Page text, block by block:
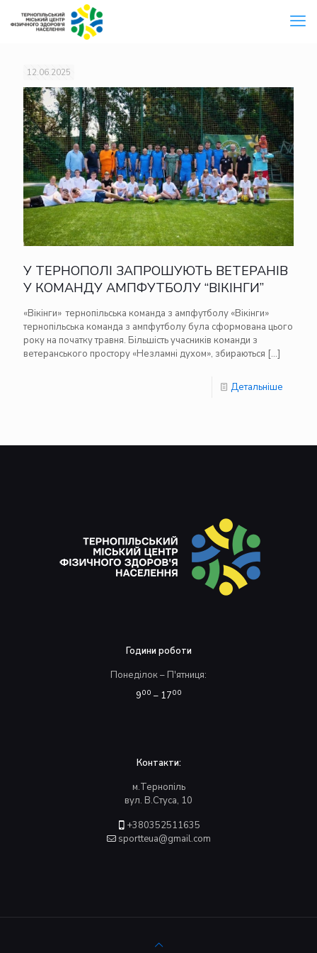
12.06.2025
У ТЕРНОПОЛІ ЗАПРОШУЮТЬ ВЕТЕРАНІВ
У КОМАНДУ АМПФУТБОЛУ “ВІКІНГИ”
«Вікінги» тернопільська команда з ампфутболу «Вікінги»
тернопільська команда з ампфутболу була сформована цього
року на початку травня. Більшість учасників команди з
ветеранського простору «Незламні духом», збираються […]
Детальніше
Години роботи
Понеділок – П'ятниця:
900 – 1700
Контакти:
м.Тернопіль
вул. В.Стуса, 10
+380352511635
sportteua@gmail.com